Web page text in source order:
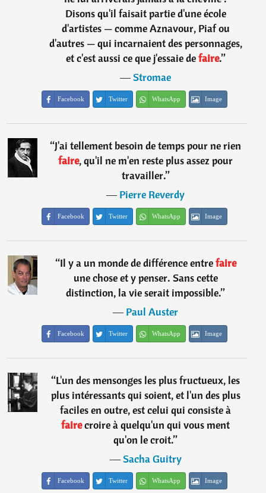
Disons qu'il faisait partie d'une école
d'artistes — comme Aznavour, Piaf ou
d'autres — qui incarnaient des personnages,
et c'est aussi ce que j'essaie defaire.”
―Stromae
Facebook Twitter WhatsApp Image
“J'ai tellement besoin de temps pour ne rien
faire, qu'il ne m'en reste plus assez pour
travailler.”
―Pierre Reverdy
Facebook Twitter WhatsApp Image
“Il y a un monde de différence entrefaire
une chose et y penser. Sans cette
distinction, la vie serait impossible.”
―Paul Auster
Facebook Twitter WhatsApp Image
“L'un des mensonges les plus fructueux, les
plus intéressants qui soient, et l'un des plus
faciles en outre, est celui qui consiste à
fairecroire à quelqu'un qui vous ment
qu'on le croit.”
―Sacha Guitry
Facebook Twitter WhatsApp Image